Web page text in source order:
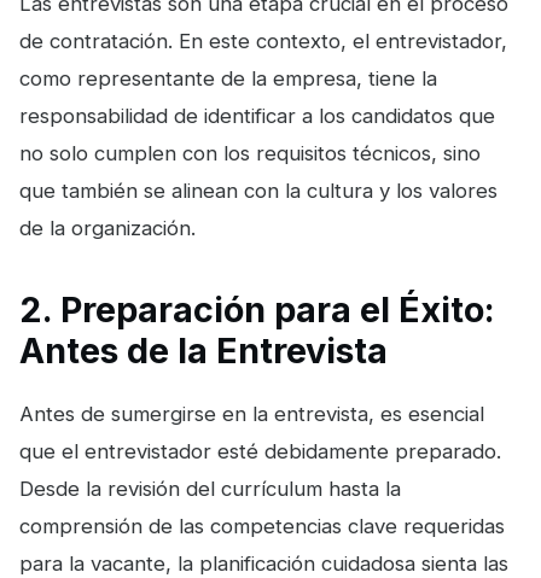
de contratación. En este contexto, el entrevistador,
como representante de la empresa, tiene la
responsabilidad de identificar a los candidatos que
no solo cumplen con los requisitos técnicos, sino
que también se alinean con la cultura y los valores
de la organización.
2. Preparación para el Éxito:
Antes de la Entrevista
Antes de sumergirse en la entrevista, es esencial
que el entrevistador esté debidamente preparado.
Desde la revisión del currículum hasta la
comprensión de las competencias clave requeridas
para la vacante, la planificación cuidadosa sienta las